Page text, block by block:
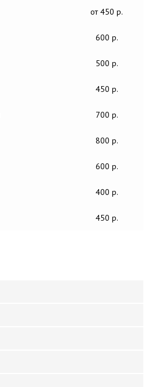
от 450 р.
600 р.
500 р.
450 р.
700 р.
800 р.
600 р.
400 р.
450 р.